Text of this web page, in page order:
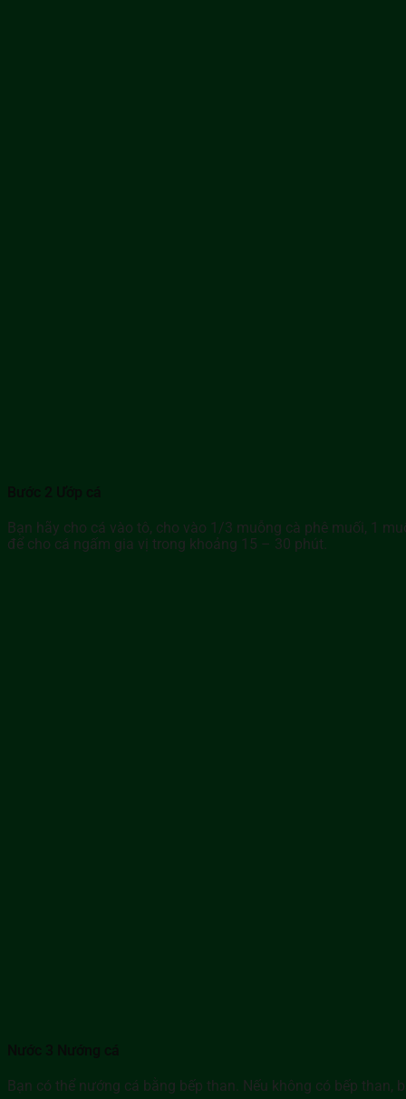
Bước 2 Ướp cá
Bạn hãy cho cá vào tô, cho vào 1/3 muỗng cà phê muối, 1
để cho cá ngấm gia vị trong khoảng 15 – 30 phút.
Nước 3 Nướng cá
Bạn có thể nướng cá bằng bếp than. Nếu không có bếp